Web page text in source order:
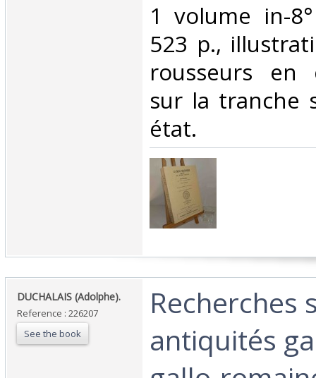
‎1 volume in-
523 p.,
rousseurs en
sur la tranche
état. ‎
‎DUCHALAIS (Adolphe).‎
Reference : 226207
See the book
‎Recherches
antiquités